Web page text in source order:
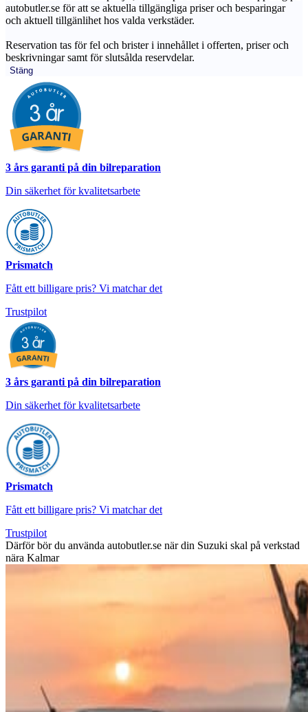
autobutler.se för att se aktuella tillgängliga priser och besparingar
och aktuell tillgänlihet hos valda verkstäder.
Reservation tas för fel och brister i innehållet i offerten, priser och
beskrivningar samt för slutsålda reservdelar.
Stäng
3 års garanti på din bilreparation
Din säkerhet för kvalitetsarbete
Prismatch
Fått ett billigare pris? Vi matchar det
Trustpilot
3 års garanti på din bilreparation
Din säkerhet för kvalitetsarbete
Prismatch
Fått ett billigare pris? Vi matchar det
Trustpilot
Därför bör du använda autobutler.se när din Suzuki skal på verkstad
nära Kalmar